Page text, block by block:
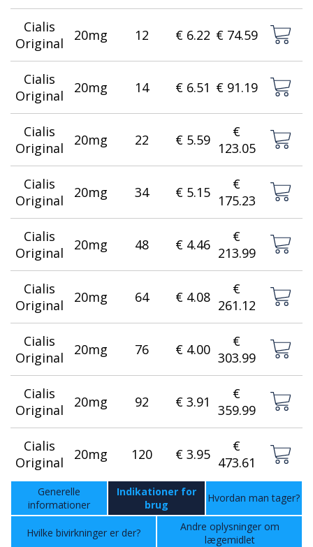
Cialis
Original
20mg 12 € 6.22 € 74.59
Cialis
Original
20mg 14 € 6.51 € 91.19
Cialis
Original
20mg 22 € 5.59
€
123.05
Cialis
Original
20mg 34 € 5.15
€
175.23
Cialis
Original
20mg 48 € 4.46
€
213.99
Cialis
Original
20mg 64 € 4.08
€
261.12
Cialis
Original
20mg 76 € 4.00
€
303.99
Cialis
Original
20mg 92 € 3.91
€
359.99
Cialis
Original
20mg 120 € 3.95
€
473.61
Generelle
informationer
Indikationer for
brug
Hvordan man tager?
Hvilke bivirkninger er der?
Andre oplysninger om
lægemidlet